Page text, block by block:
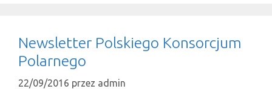
Newsletter Polskiego Konsorcjum
Polarnego
22/09/2016 przez admin